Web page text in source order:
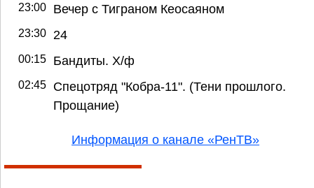
23:00 Вечер с Тиграном Кеосаяном
23:30 24
00:15 Бандиты. Х/ф
02:45
Спецотряд "Кобра-11". (Тени прошлого.
Прощание)
Информация о канале «РенТВ»